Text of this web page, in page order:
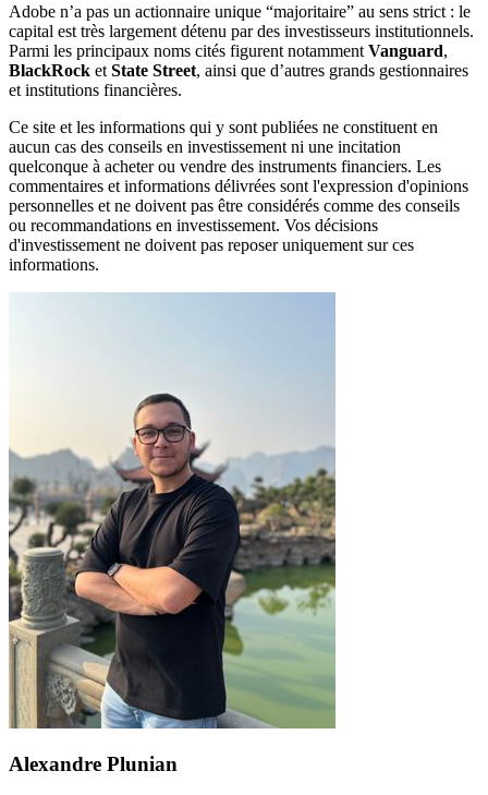
Adobe n’a pas un actionnaire unique “majoritaire” au sens strict : le
capital est très largement détenu par des investisseurs institutionnels.
Parmi les principaux noms cités figurent notamment Vanguard
BlackRock et State Street, ainsi que d’autres grands gestionnaires
et institutions financières.
Ce site et les informations qui y sont publiées ne constituent en
aucun cas des conseils en investissement ni une incitation
quelconque à acheter ou vendre des instruments financiers. Les
commentaires et informations délivrées sont l'expression d'opinions
personnelles et ne doivent pas être considérés comme des conseils
ou recommandations en investissement. Vos décisions
d'investissement ne doivent pas reposer uniquement sur ces
informations.
Alexandre Plunian